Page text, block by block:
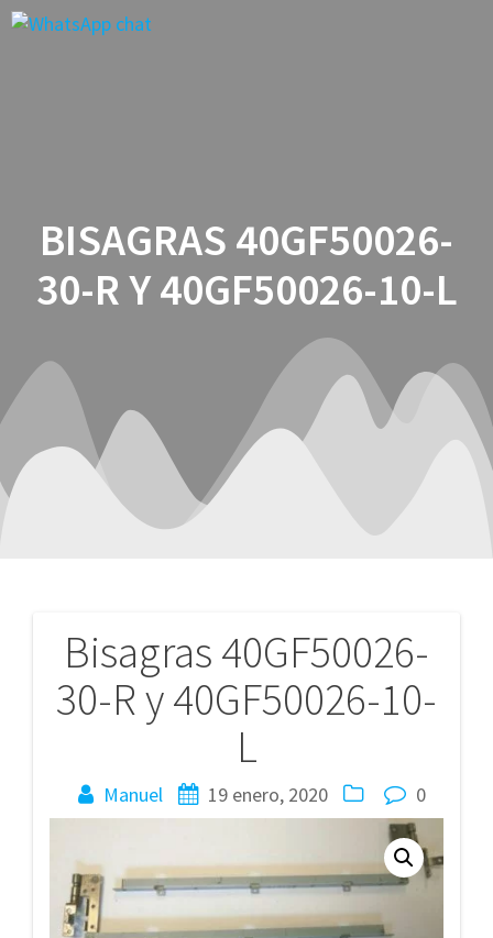
BISAGRAS 40GF50026-
30-R Y 40GF50026-10-L
Bisagras 40GF50026-
30-R y 40GF50026-10-
L
Manuel 19 enero, 2020 0
Navegación
de